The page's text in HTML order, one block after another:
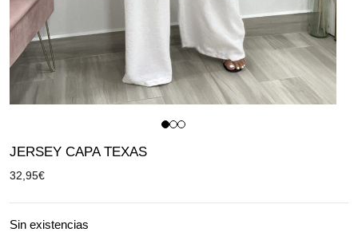
JERSEY CAPA TEXAS
32,95€
Sin existencias